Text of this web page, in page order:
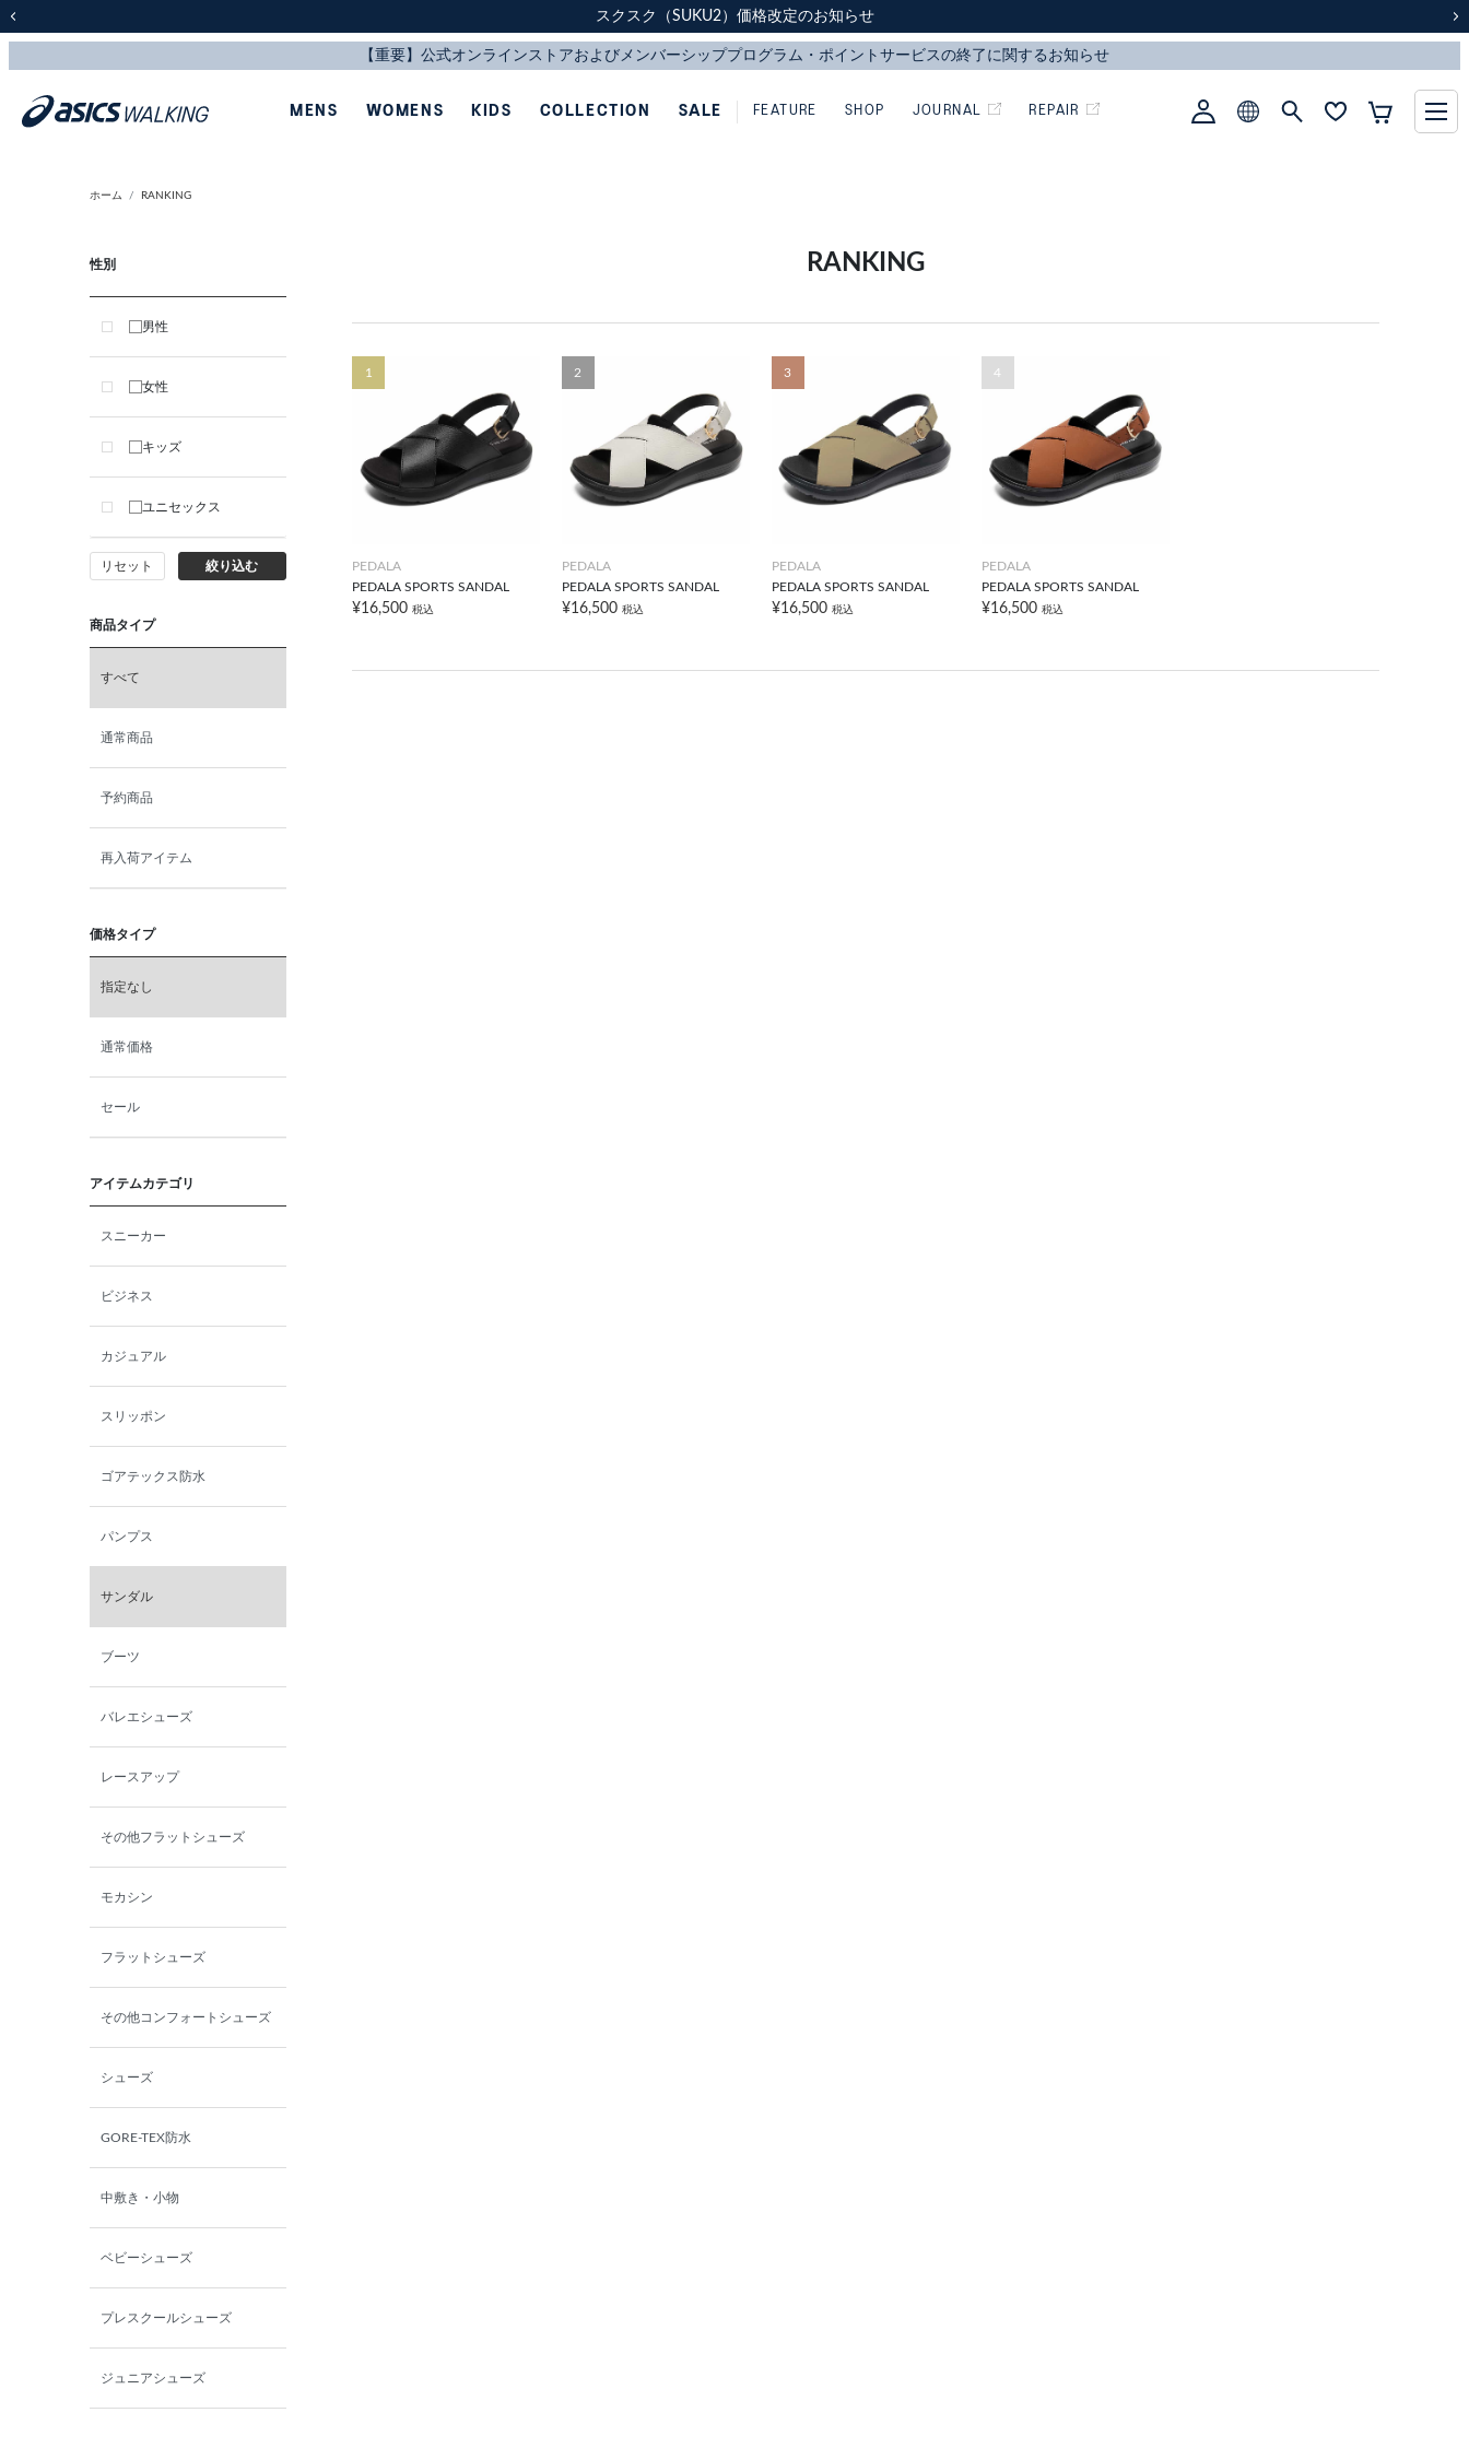
スクスク（SUKU2）価格改定のお知らせ
配送に関するお知らせ
スクスク（SUKU2）価格改定のお知らせ
配送に関するお知らせ
MENS WOMENS KIDS COLLECTION SALE FEATURE SHOP JOURNAL REPAIR
ホーム RANKING
性別
男性
女性
キッズ
ユニセックス
リセット 絞り込む
商品タイプ
すべて
通常商品
予約商品
再入荷アイテム
価格タイプ
指定なし
通常価格
セール
アイテムカテゴリ
スニーカー
ビジネス
カジュアル
スリッポン
ゴアテックス防水
パンプス
サンダル
ブーツ
バレエシューズ
レースアップ
その他フラットシューズ
モカシン
フラットシューズ
その他コンフォートシューズ
シューズ
GORE-TEX防水
中敷き・小物
ベビーシューズ
プレスクールシューズ
ジュニアシューズ
RANKING
1
PEDALA
PEDALA SPORTS SANDAL
¥16,500 税込
2
PEDALA
PEDALA SPORTS SANDAL
¥16,500 税込
3
PEDALA
PEDALA SPORTS SANDAL
¥16,500 税込
4
PEDALA
PEDALA SPORTS SANDAL
¥16,500 税込